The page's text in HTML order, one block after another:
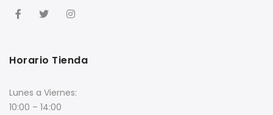
Horario Tienda
Lunes a Viernes:
10:00 – 14:00